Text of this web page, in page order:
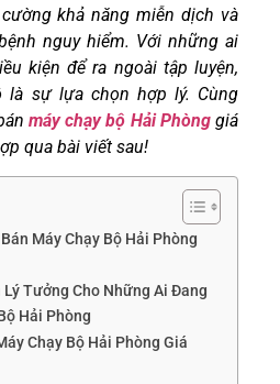
khả năng miễn dịch và
nguy hiểm. Với những ai
kiện để ra ngoài tập luyện,
là sự lựa chọn hợp lý. Cùng
máy chạy bộ Hải Phònggiá
qua bài viết sau!
Máy Chạy Bộ Hải Phòng
Tưởng Cho Những Ai Đang
Hải Phòng
Chạy Bộ Hải Phòng Giá